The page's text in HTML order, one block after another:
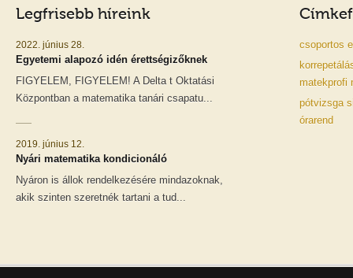
Legfrisebb híreink
2022. június 28.
Egyetemi alapozó idén érettségizőknek
FIGYELEM, FIGYELEM! A Delta t Oktatási
Központban a matematika tanári csapatu...
2019. június 12.
Nyári matematika kondicionáló
Nyáron is állok rendelkezésére mindazoknak,
akik szinten szeretnék tartani a tud...
csoportos
matekprofi
pótvizsga
órarend